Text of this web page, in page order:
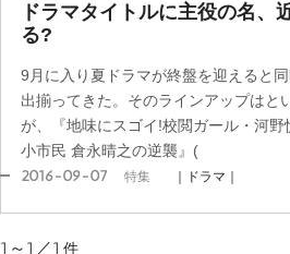
ドラマタイトルに主役の名、
る?
9月に入り夏ドラマが終盤を迎えると
出揃ってきた。そのラインアップはと
が、『地味にスゴイ!校閲ガール・河
小市民 倉永晴之の逆襲』(
2016-09-07 特集 ｜ドラマ｜
1～1／1 件